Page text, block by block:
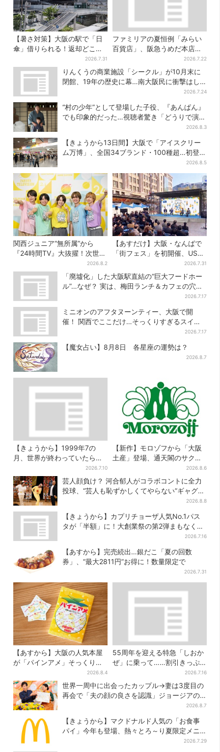
【暑さ対策】大阪の駅で「日
傘」借りられる！返却どこで
もOK、熱中症対策にシェアサ
ービス拡大
2026.7.31
ファミリアの夏恒例「みらい
百貨店」、阪急うめだ本店で
開幕…限定グッズを大人買い
する人続出
2026.7.22
りんくうの商業施設「シークル」が10月末に
閉館、19年の歴史に幕…南大阪民に衝撃はし
2026.7.24
“村の少年”として登場した子役、『あんぱん』
でも印象的だった…視聴者驚き「どうりで演技
2026.8.3
【きょうから13日間】大阪で「アイスクリー
ム万博」、全国34ブランド・100種超…初登場
2026.8.5
関西ジュニア“無所属”から
『24時間TV』大抜擢！次世代
スターと期待「まさか僕
が…」
2026.8.2
【あすだけ】大阪・なんばで
「街フェス」を初開催、USJ
ステージ＆豪華ゲストのトー
クショーも！参加無料で
2026.7.31
「廃墟化」した大阪駅直結の“巨大フードホー
ル”…なぜ？ 実は、梅田ランチ＆カフェの穴場
2026.7.17
ミニオンのアフタヌーンティー、大阪で開
催！ 関西でここだけ…そっくりすぎるスイー
2026.7.17
【魔女占い】8月8日 各星座の運勢は？
2026.8.7
【きょうから】1999年7の
月、世界が終わっていたら…
約10万人動員のホラー展が大
阪へ
2026.7.10
【新作】モロゾフから「大阪
土産」登場、通天閣のサクサ
クスイーツ 6カ所で順次発売
2026.8.6
芸人顔負け？ 河合郁人がコラボコントに全力
投球、“芸人も恥ずかしくてやらない”ギャグに
2026.8.8
【きょうから】カプリチョーザ人気No.1パス
タが「半額」に！大創業祭の第2弾まもなくス
2026.7.16
【あすから】完売続出…銀だこ「夏の回数
券」、“最大2811円”お得に！数量限定で
2026.7.31
【あすから】大阪の人気本屋
が「パインアメ」そっくりの
ブックカバー開発、梅田で先
行販売
2026.8.4
55周年を迎える特急「しおか
ぜ」に乗って……割引きっぷ
で、松山・道後温泉と南予を
満喫【大阪から愛媛へおトク
旅】
2026.7.16
世界一周中に出会ったカップル→妻は3度目の
再会で「夫の顔の良さを認識」ジョージアの
2026.8.7
【きょうから】マクドナルド人気の「お食事
パイ」今年も登場、熱々とろ～り夏限定メニ
2026.7.29